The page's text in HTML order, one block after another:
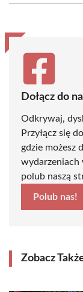
(Twitter)
Dołącz do
Odkrywaj,
Przyłącz się
gdzie możesz
wydarzeniach
polub naszą
Polub nas!
Zobacz